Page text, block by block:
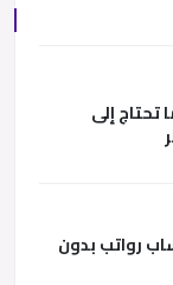
إلى
رواتب بدون